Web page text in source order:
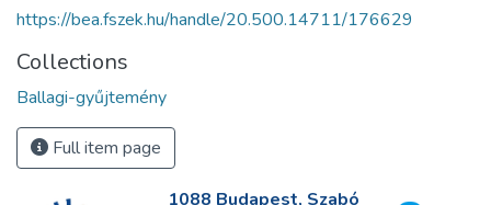
https://bea.fszek.hu/handle/20.500.14711/176629
Collections
Ballagi-gyűjtemény
Full item page
1088 Budapest, Szabó